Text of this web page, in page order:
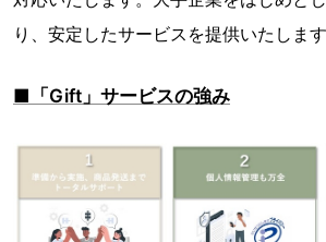
り、安定したサービスを提供いたします
■「Gift」サービスの強み